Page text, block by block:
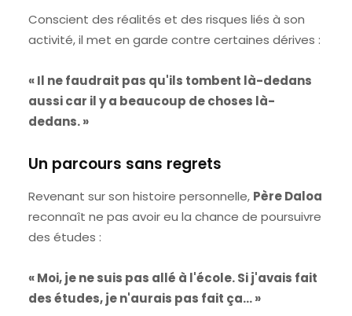
Conscient des réalités et des risques liés à son
activité, il met en garde contre certaines dérives :
« Il ne faudrait pas qu'ils tombent là-dedans
aussi car il y a beaucoup de choses là-
dedans. »
Un parcours sans regrets
Revenant sur son histoire personnelle, Père Daloa
reconnaît ne pas avoir eu la chance de poursuivre
des études :
« Moi, je ne suis pas allé à l'école. Si j'avais fait
des études, je n'aurais pas fait ça… »